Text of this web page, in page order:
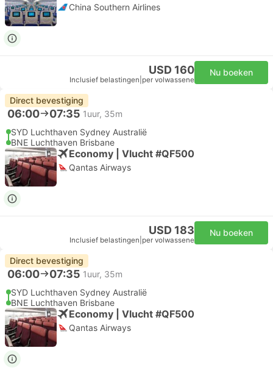
China Southern Airlines
USD 160
Inclusief belastingen per volwassene
Nu boeken
Direct bevestiging
06:00 07:35 1uur, 35m
SYD Luchthaven Sydney Australië
BNE Luchthaven Brisbane
Economy | Vlucht #QF500
Qantas Airways
USD 183
Inclusief belastingen per volwassene
Nu boeken
Direct bevestiging
06:00 07:35 1uur, 35m
SYD Luchthaven Sydney Australië
BNE Luchthaven Brisbane
Economy | Vlucht #QF500
Qantas Airways